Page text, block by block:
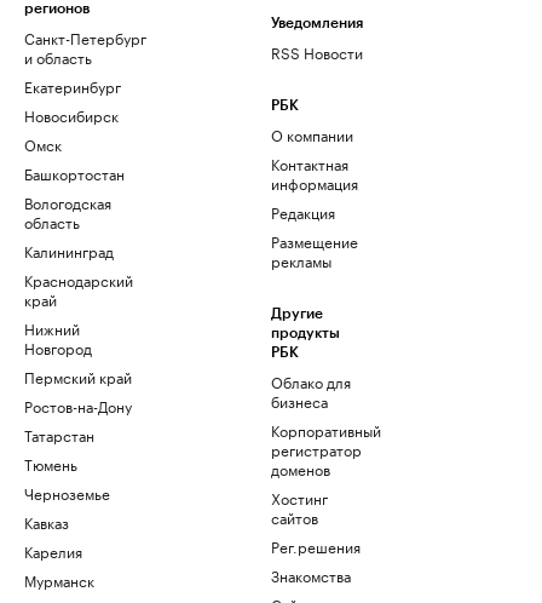
регионов
Санкт-Петербург
и область
Екатеринбург
Новосибирск
Омск
Башкортостан
Вологодская
область
Калининград
Краснодарский
край
Нижний
Новгород
Пермский край
Ростов-на-Дону
Татарстан
Тюмень
Черноземье
Кавказ
Карелия
Мурманск
Уведомления
RSS Новости
РБК
О компании
Контактная
информация
Редакция
Размещение
рекламы
Другие
продукты
РБК
Облако для
бизнеса
Корпоративный
регистратор
доменов
Хостинг
сайтов
Рег.решения
Знакомства